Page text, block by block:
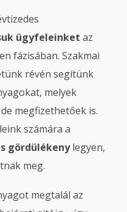
ügyfeleinket az
fázisában. Szakmai
révén segítünk
melyek
megfizethetőek is.
számára a
gördülékenylegyen,
meg.
megtalál az